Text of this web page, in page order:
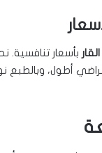
بأسعار تنافسية.
أطول، وبالطبع